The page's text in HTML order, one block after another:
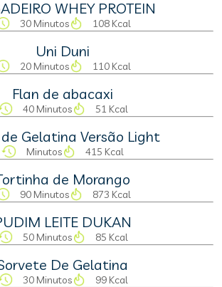
WHEY PROTEIN
30 Minutos 108 Kcal
Uni Duni
20 Minutos 110 Kcal
Flan de abacaxi
40 Minutos 51 Kcal
Gelatina Versão Light
Minutos 415 Kcal
de Morango
90 Minutos 873 Kcal
LEITE DUKAN
50 Minutos 85 Kcal
De Gelatina
30 Minutos 99 Kcal